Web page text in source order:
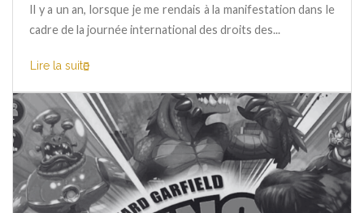
Il y a un an, lorsque je me rendais à la manifestation dans le
cadre de la journée international des droits des...
Lire la suite